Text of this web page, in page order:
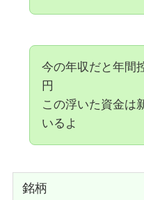
今の年収だと年間
円
この浮いた資金は
いるよ
銘柄